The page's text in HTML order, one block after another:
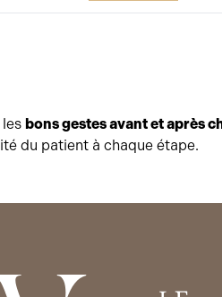
les bons gestes avant et après
du patient à chaque étape.